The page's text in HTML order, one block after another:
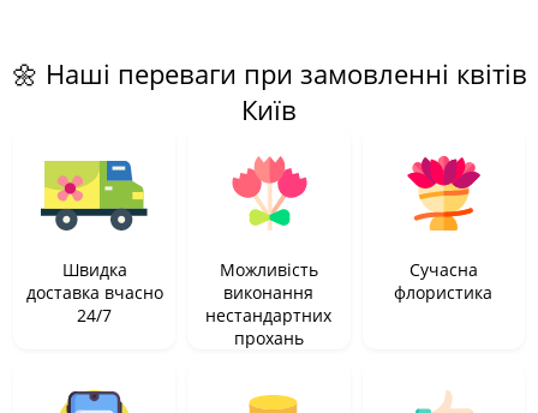
🌼 Наші переваги при замовленні квітів
Київ
Швидка
доставка вчасно
24/7
Можливість
виконання
нестандартних
прохань
Сучасна
флористика